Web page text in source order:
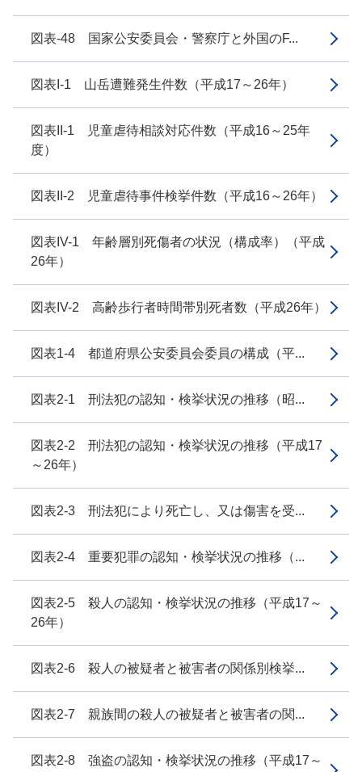
図表-48 国家公安委員会・警察庁と外国のF...
図表I-1 山岳遭難発生件数（平成17～26年）
図表II-1 児童虐待相談対応件数（平成16～25年
度）
図表II-2 児童虐待事件検挙件数（平成16～26年）
図表IV-1 年齢層別死傷者の状況（構成率）（平成
26年）
図表IV-2 高齢歩行者時間帯別死者数（平成26年）
図表1-4 都道府県公安委員会委員の構成（平...
図表2-1 刑法犯の認知・検挙状況の推移（昭...
図表2-2 刑法犯の認知・検挙状況の推移（平成17
～26年）
図表2-3 刑法犯により死亡し、又は傷害を受...
図表2-4 重要犯罪の認知・検挙状況の推移（...
図表2-5 殺人の認知・検挙状況の推移（平成17～
26年）
図表2-6 殺人の被疑者と被害者の関係別検挙...
図表2-7 親族間の殺人の被疑者と被害者の関...
図表2-8 強盗の認知・検挙状況の推移（平成17～